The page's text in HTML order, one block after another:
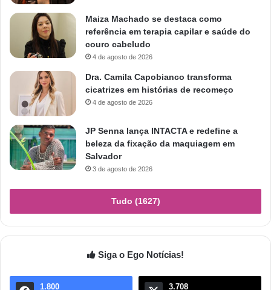
Maiza Machado se destaca como
referência em terapia capilar e saúde do
couro cabeludo
4 de agosto de 2026
Dra. Camila Capobianco transforma
cicatrizes em histórias de recomeço
4 de agosto de 2026
JP Senna lança INTACTA e redefine a
beleza da fixação da maquiagem em
Salvador
3 de agosto de 2026
Tudo (1627)
Siga o Ego Notícias!
1.800 3.708